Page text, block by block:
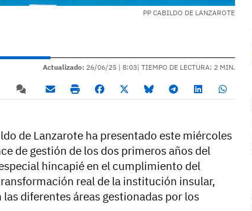
PP CABILDO DE LANZAROTE
Actualizado: 26/06/25 | 8:03| TIEMPO DE LECTURA: 2 MIN.
de Lanzarote ha presentado este miércoles
de gestión de los dos primeros años del
hincapié en el cumplimiento del
real de la institución insular,
diferentes áreas gestionadas por los